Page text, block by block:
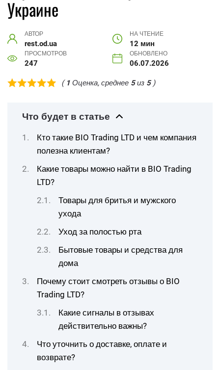
Украине
АВТОР
rest.od.ua
НА ЧТЕНИЕ
12 мин
ПРОСМОТРОВ
247
ОБНОВЛЕНО
06.07.2026
( 1 Оценка, среднее 5из 5)
Что будет в статье
Кто такие BIO Trading LTD и чем компания
полезна клиентам?
Какие товары можно найти в BIO Trading
LTD?
Товары для бритья и мужского
ухода
Уход за полостью рта
Бытовые товары и средства для
дома
Почему стоит смотреть отзывы о BIO
Trading LTD?
Какие сигналы в отзывах
действительно важны?
Что уточнить о доставке, оплате и
возврате?